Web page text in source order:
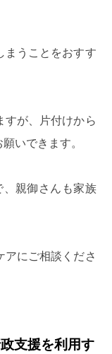
まうことをおすす
すが、片付けから
いできます。
、親御さんも家族
アにご相談くださ
支援を利用す